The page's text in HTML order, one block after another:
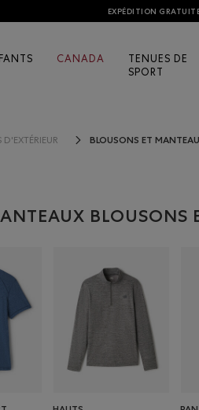
EXPÉDITION
CANADA
TENUES DE
SPORT
D'EXTÉRIEUR BLOUSONS ET
BLOUSONS